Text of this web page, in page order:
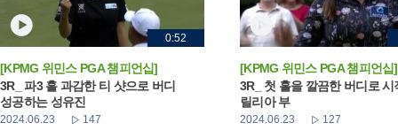
0:52
[KPMG 위민스 PGA 챔피언십]
3R_ 파3 홀 과감한 티 샷으로 버디
성공하는 성유진
2024.06.23 147
[KPMG 위민스 PGA 챔피언십]
3R_ 첫 홀을 깔끔한 버디로 시
릴리아 부
2024.06.23 127